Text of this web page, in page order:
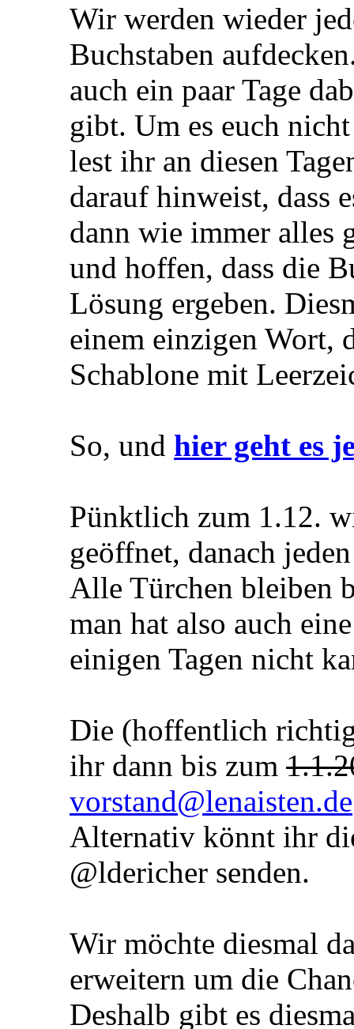
Wir werden wieder
Buchstaben
auch ein paar Tage
gibt. Um es euch
lest ihr an diesen
darauf hinweist, dass
dann wie immer alles
und hoffen, dass die
Lösung ergeben.
einem einzigen Wort,
Schablone mit
So, und hier geht es
Pünktlich zum 1.12.
geöffnet, danach
Alle Türchen bleiben
man hat also auch
einigen Tagen nicht
Die (hoffentlich
ihr dann bis zum
vorstand@lenaisten.de
Alternativ könnt ihr
@ldericher senden.
Wir möchte diesmal
erweitern um die
Deshalb gibt es